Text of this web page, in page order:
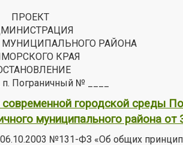
ПРОЕКТ
МУНИЦИПАЛЬНОГО РАЙОНА
КРАЯ
п. Пограничный № ____
городской среды
муниципального района от
№131-ФЗ «Об общих